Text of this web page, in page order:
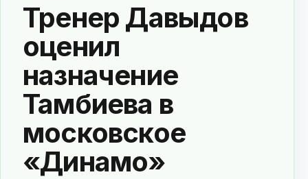
Тренер Давыдов
оценил
назначение
Тамбиева в
московское
«Динамо»